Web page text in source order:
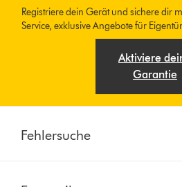
Registriere dein Gerät und sichere dir
Service, exklusive Angebote für
Aktiviere
Garantie
Fehlersuche